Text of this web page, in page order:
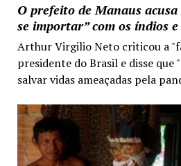
O prefeito de Manaus
se importar” com os índios e
Arthur Virgilio Neto criticou a
presidente do Brasil e disse que
salvar vidas ameaçadas pela